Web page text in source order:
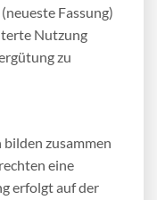
Fassung)
Nutzung
zu
zusammen
eine
erfolgt auf der